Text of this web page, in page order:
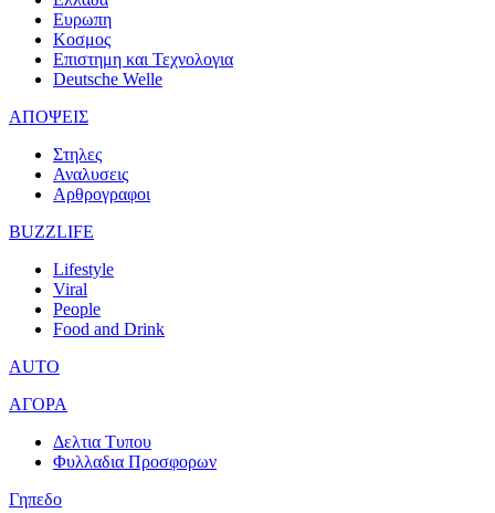
Ευρωπη
Κοσμος
Επιστημη και Τεχνολογια
Deutsche Welle
ΑΠΟΨΕΙΣ
Στηλες
Αναλυσεις
Αρθρογραφοι
BUZZLIFE
Lifestyle
Viral
People
Food and Drink
AUTO
ΑΓΟΡΑ
Δελτια Τυπου
Φυλλαδια Προσφορων
Γηπεδο